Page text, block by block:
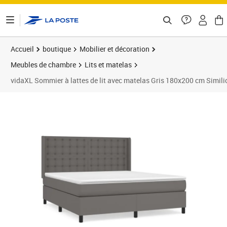
Accueil boutique
Mobilier et décoration
Meubles de chambre
Lits et matelas
vidaXL Sommier à lattes de lit avec matelas Gris 180x200 cm